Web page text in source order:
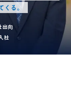
る。
出向
社